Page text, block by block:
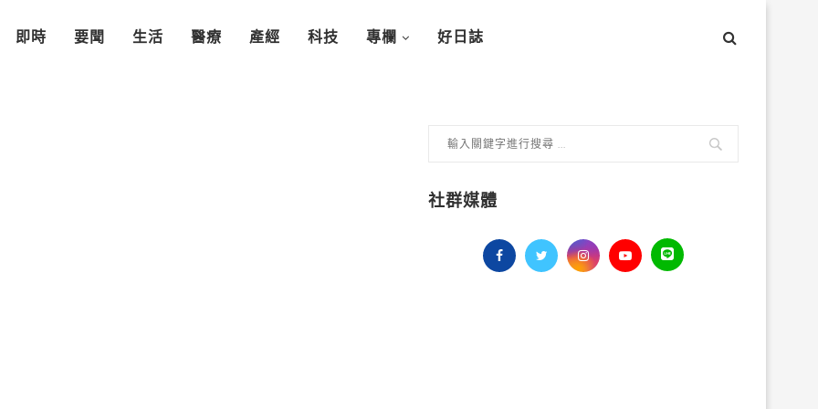
即時 要聞 生活 醫療 產經 科技 專欄 好日誌
社群媒體